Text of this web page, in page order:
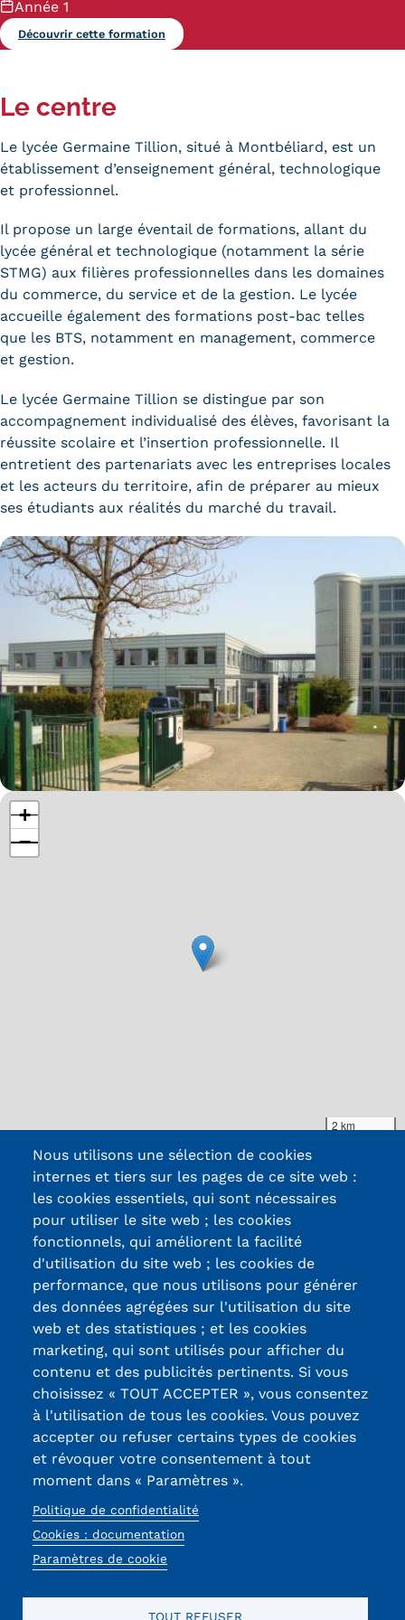
Kits communications Cnam
Fiche contact salons, forums,
JPO
Année 1
Découvrir cette formation
Le centre
Le lycée Germaine Tillion, situé à Montbéliard, est un
établissement d’enseignement général, technologique
et professionnel.
Il propose un large éventail de formations, allant du
lycée général et technologique (notamment la série
STMG) aux filières professionnelles dans les domaines
du commerce, du service et de la gestion. Le lycée
accueille également des formations post-bac telles
que les BTS, notamment en management, commerce
et gestion.
Le lycée Germaine Tillion se distingue par son
accompagnement individualisé des élèves, favorisant la
réussite scolaire et l’insertion professionnelle. Il
entretient des partenariats avec les entreprises locales
et les acteurs du territoire, afin de préparer au mieux
ses étudiants aux réalités du marché du travail.
+
−
2 km
13, Rue Ernest
Thierry-Mieg
90010 BELFORT
Cedex
03 84 58 33 10
Réseaux
sociaux
Certifications /
Labels qualité
Nous utilisons une sélection de cookies
internes et tiers sur les pages de ce site web :
les cookies essentiels, qui sont nécessaires
pour utiliser le site web ; les cookies
fonctionnels, qui améliorent la facilité
d'utilisation du site web ; les cookies de
performance, que nous utilisons pour générer
des données agrégées sur l'utilisation du site
web et des statistiques ; et les cookies
marketing, qui sont utilisés pour afficher du
contenu et des publicités pertinents. Si vous
choisissez « TOUT ACCEPTER », vous consentez
à l'utilisation de tous les cookies. Vous pouvez
accepter ou refuser certains types de cookies
et révoquer votre consentement à tout
moment dans « Paramètres ».
Politique de confidentialité
Cookies : documentation
Paramètres de cookie
TOUT REFUSER